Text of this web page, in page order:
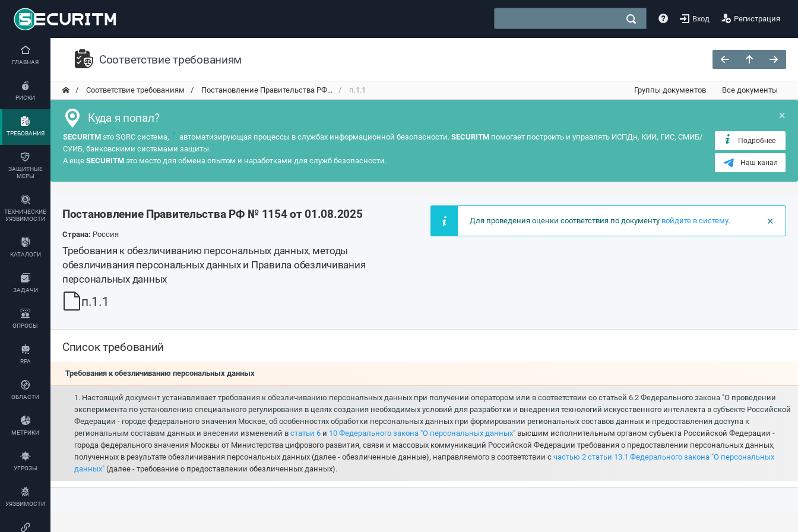
Вход Регистрация
ГЛАВНАЯ
РИСКИ
ТРЕБОВАНИЯ
ЗАЩИТНЫЕ
МЕРЫ
ТЕХНИЧЕСКИЕ
УЯЗВИМОСТИ
КАТАЛОГИ
ЗАДАЧИ
ОПРОСЫ
RPA
ОБЛАСТИ
МЕТРИКИ
УГРОЗЫ
УЯЗВИМОСТИ
Соответствие требованиям
Соответствие требованиям Постановление Правительства РФ... п.1.1 Группы документов Все документы
×
Куда я попал?
SECURITM это SGRC система, ? автоматизирующая процессы в службах информационной безопасности. SECURITMпомогает построить и управлять ИСПДн, КИИ, ГИС, СМИБ/
СУИБ, банковскими системами защиты.
А еще SECURITM это место для обмена опытом и наработками для служб безопасности.
Подробнее
Наш канал
Постановление Правительства РФ № 1154 от 01.08.2025
Страна: Россия
Требования к обезличиванию персональных данных, методы
обезличивания персональных данных и Правила обезличивания
персональных данных
п.1.1
×
Для проведения оценки соответствия по документу войдите в систему.
Список требований
Требования к обезличиванию персональных данных
1. Настоящий документ устанавливает требования к обезличиванию персональных данных при получении оператором или в соответствии со статьей 6.2 Федерального закона "О проведении
эксперимента по установлению специального регулирования в целях создания необходимых условий для разработки и внедрения технологий искусственного интеллекта в субъекте Российской
Федерации - городе федерального значения Москве, об особенностях обработки персональных данных при формировании региональных составов данных и предоставления доступа к
региональным составам данных и внесении изменений в статьи 6 и 10 Федерального закона "О персональных данных" высшим исполнительным органом субъекта Российской Федерации -
города федерального значения Москвы от Министерства цифрового развития, связи и массовых коммуникаций Российской Федерации требования о предоставлении персональных данных,
полученных в результате обезличивания персональных данных (далее - обезличенные данные), направляемого в соответствии с частью 2 статьи 13.1 Федерального закона "О персональных
данных" (далее - требование о предоставлении обезличенных данных).